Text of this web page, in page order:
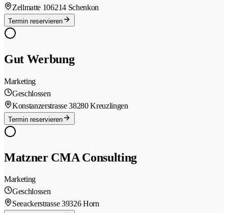
Zellmatte 106214 Schenkon
Termin reservieren
Gut Werbung
Marketing
Geschlossen
Konstanzerstrasse 38280 Kreuzlingen
Termin reservieren
Matzner CMA Consulting
Marketing
Geschlossen
Seeackerstrasse 39326 Horn